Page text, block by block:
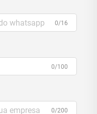
0/16
0/100
0/200